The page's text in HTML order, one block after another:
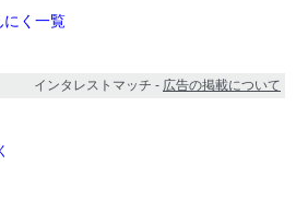
にく一覧
インタレストマッチ - 広告の掲載について